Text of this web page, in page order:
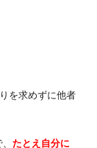
を求めずに他者
たとえ自分に